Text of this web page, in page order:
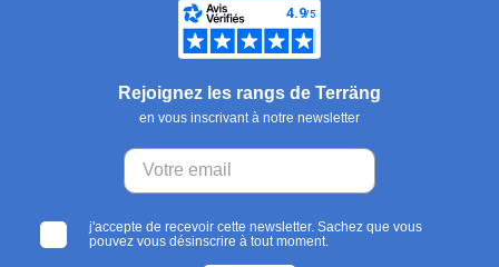
Rejoignez les rangs de Terräng
en vous inscrivant à notre newsletter
j'accepte de recevoir cette newsletter. Sachez que vous
pouvez vous désinscrire à tout moment.